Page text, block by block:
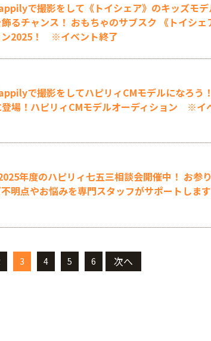
で撮影をして《トイシェア》のキッズモデ
るチャンス！ おもちゃのサブスク 《トイシェ
ン2025！ ※イベント終了
で撮影をしてハピリィCMモデルになろう
場！ハピリィCMモデルオーディション ※イ
年度のハピリィ七五三相談会開催中！ お参
明点やお悩みを専門スタッフがサポートしま
3 4 5 6 次へ